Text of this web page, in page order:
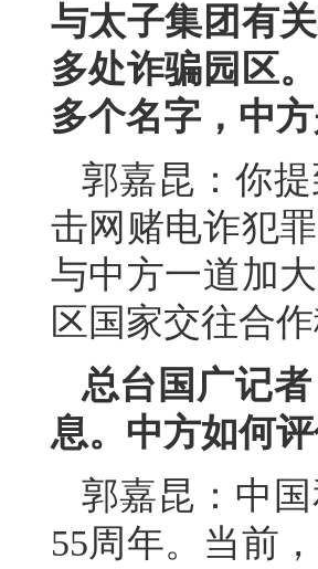
与太子集团有
多处诈骗园区
多个名字，中
郭嘉昆：你
击网赌电诈犯
与中方一道加
区国家交往合作
总台国广记
息。中方如何
郭嘉昆：中
55周年。当前